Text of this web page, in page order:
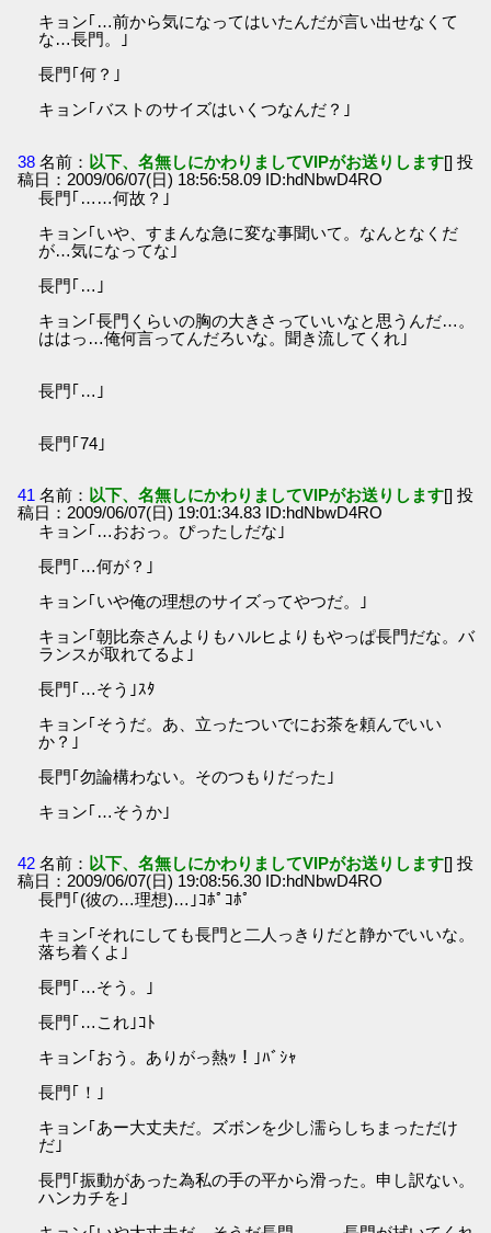
キョン｢…前から気になってはいたんだが言い出せなくて
な…長門。｣
長門｢何？｣
キョン｢バストのサイズはいくつなんだ？｣
38 名前： 以下、名無しにかわりましてVIPがお送りします[] 投
稿日：2009/06/07(日) 18:56:58.09 ID:hdNbwD4RO
長門｢……何故？｣
キョン｢いや、すまんな急に変な事聞いて。なんとなくだ
が…気になってな｣
長門｢…｣
キョン｢長門くらいの胸の大きさっていいなと思うんだ…。
ははっ…俺何言ってんだろいな。聞き流してくれ｣
長門｢…｣
長門｢74｣
41 名前： 以下、名無しにかわりましてVIPがお送りします[] 投
稿日：2009/06/07(日) 19:01:34.83 ID:hdNbwD4RO
キョン｢…おおっ。ぴったしだな｣
長門｢…何が？｣
キョン｢いや俺の理想のサイズってやつだ。｣
キョン｢朝比奈さんよりもハルヒよりもやっぱ長門だな。バ
ランスが取れてるよ｣
長門｢…そう｣ｽﾀ
キョン｢そうだ。あ、立ったついでにお茶を頼んでいい
か？｣
長門｢勿論構わない。そのつもりだった｣
キョン｢…そうか｣
42 名前： 以下、名無しにかわりましてVIPがお送りします[] 投
稿日：2009/06/07(日) 19:08:56.30 ID:hdNbwD4RO
長門｢(彼の…理想)…｣ｺﾎﾟｺﾎﾟ
キョン｢それにしても長門と二人っきりだと静かでいいな。
落ち着くよ｣
長門｢…そう。｣
長門｢…これ｣ｺﾄ
キョン｢おう。ありがっ熱ｯ！｣ﾊﾞｼｬ
長門｢！｣
キョン｢あー大丈夫だ。ズボンを少し濡らしちまっただけ
だ｣
長門｢振動があった為私の手の平から滑った。申し訳ない。
ハンカチを｣